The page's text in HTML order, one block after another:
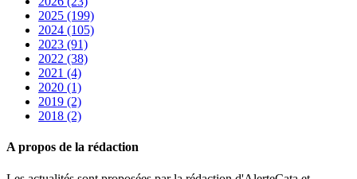
2025 (199)
2024 (105)
2023 (91)
2022 (38)
2021 (4)
2020 (1)
2019 (2)
2018 (2)
A propos de la rédaction